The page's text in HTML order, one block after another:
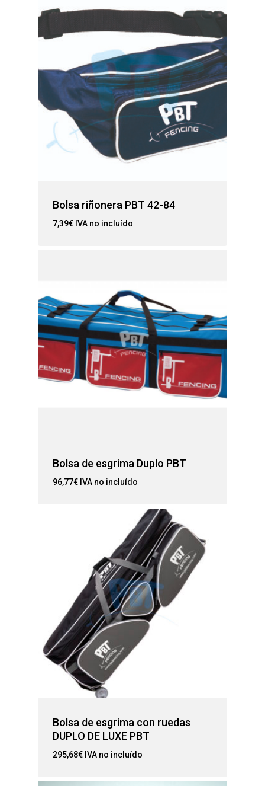
Bolsa riñonera PBT 42-84
7,39€ IVA no incluído
Bolsa de esgrima Duplo PBT
96,77€ IVA no incluído
Bolsa de esgrima con ruedas
DUPLO DE LUXE PBT
295,68€ IVA no incluído